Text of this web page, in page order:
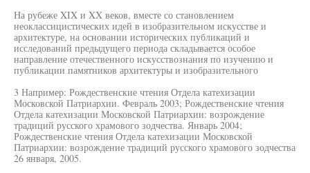
На рубеже XIX и XX веков, вместе со становлением
неоклассицистических идей в изобразительном искусстве и
архитектуре, на основании исторических публикаций и
исследований предыдущего периода складывается особое
направление отечественного искусствознания по изучению и
публикации памятников архитектуры и изобразительного
3 Например: Рождественские чтения Отдела катехизации
Московской Патриархии. Февраль 2003; Рождественские чтения
Отдела катехизации Московской Патриархии: возрождение
традиций русского храмового зодчества. Январь 2004;
Рождественские чтения Отдела катехизации Московской
Патриархии: возрождение традиций русского храмового зодчества
26 января, 2005.